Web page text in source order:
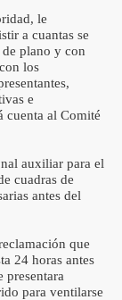
le
a cuantas se
plano y con
los
e
cuenta al Comité
auxiliar para el
cuadras de
antes del
que
24 horas antes
presentara
para ventilarse